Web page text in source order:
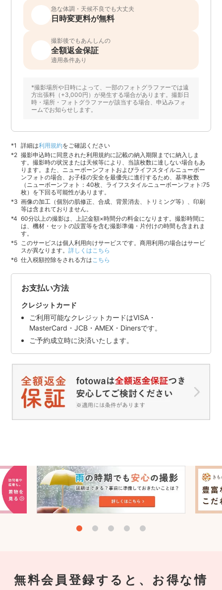
急な体調・天候不良でも大丈夫
日時変更料が無料
撮影後でもあんしんの
全額返金保証
適用条件あり
*撮影場所や日時によって、一部のフォトグラファーでは遠
方出張料（+3,000円）が発生する場合があります。撮影日
時・場所・フォトグラファーが該当する場合、申込みフォ
ームでお知らせします。
詳細は利用規約をご確認ください
撮影申込時に同意された利用規約に記載の納入期限までに納入しま
す。撮影時の状況または天候等により、当該枚数に達しない場合もあ
ります。また、ニューボーンフォトおよびライフスタイルニューボー
ンフォトの場合、お子様の安全を最優先に進行するため、基準枚数
（ニューボーンフォト：40枚、ライフスタイルニューボーンフォト:75
枚）を下回る可能性があります。
画像の加工（個別の肌修正、合成、背景消去、トリミング等）、印刷
等は含まれておりません。
60分以上の撮影は、上記金額×時間分の料金になります。撮影時間に
は、機材・セットの設置等を含む撮影準備・片付けの時間も含まれま
す。
このサービスは個人利用向けサービスです。商用利用の場合はサービ
スが異なります。詳しくはこちら
仕入税額控除をされる方は こちら
お支払い方法
クレジットカード
ご利用可能なクレジットカードはVISA・
MasterCard・JCB・AMEX・Dinersです。
ご予約成立時に決済いたします。
無料会員登録すると、お得な情